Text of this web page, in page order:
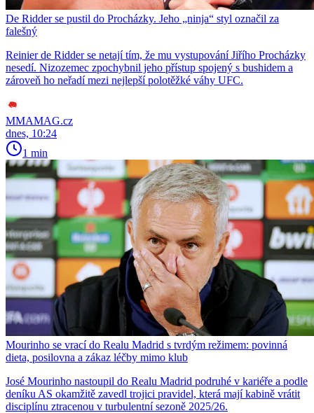
De Ridder se pustil do Procházky. Jeho „ninja“ styl označil za
falešný
Reinier de Ridder se netají tím, že mu vystupování Jiřího Procházky
nesedí. Nizozemec zpochybnil jeho přístup spojený s bushidem a
zároveň ho neřadí mezi nejlepší polotěžké váhy UFC.
MMAMAG.cz
dnes, 10:24
1 min
Mourinho se vrací do Realu Madrid s tvrdým režimem: povinná
dieta, posilovna a zákaz léčby mimo klub
José Mourinho nastoupil do Realu Madrid podruhé v kariéře a podle
deníku AS okamžitě zavedl trojici pravidel, která mají kabině vrátit
disciplínu ztracenou v turbulentní sezoně 2025/26.